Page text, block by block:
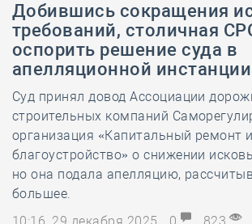
Добившись сокращения
требований, столичная
оспорить решение суда в
апелляционной инстанции
Суд принял довод Ассоциации
строительных компаний
организация «Капитальный ремонт и
благоустройство» о снижении
но она подала апелляцию,
большее.